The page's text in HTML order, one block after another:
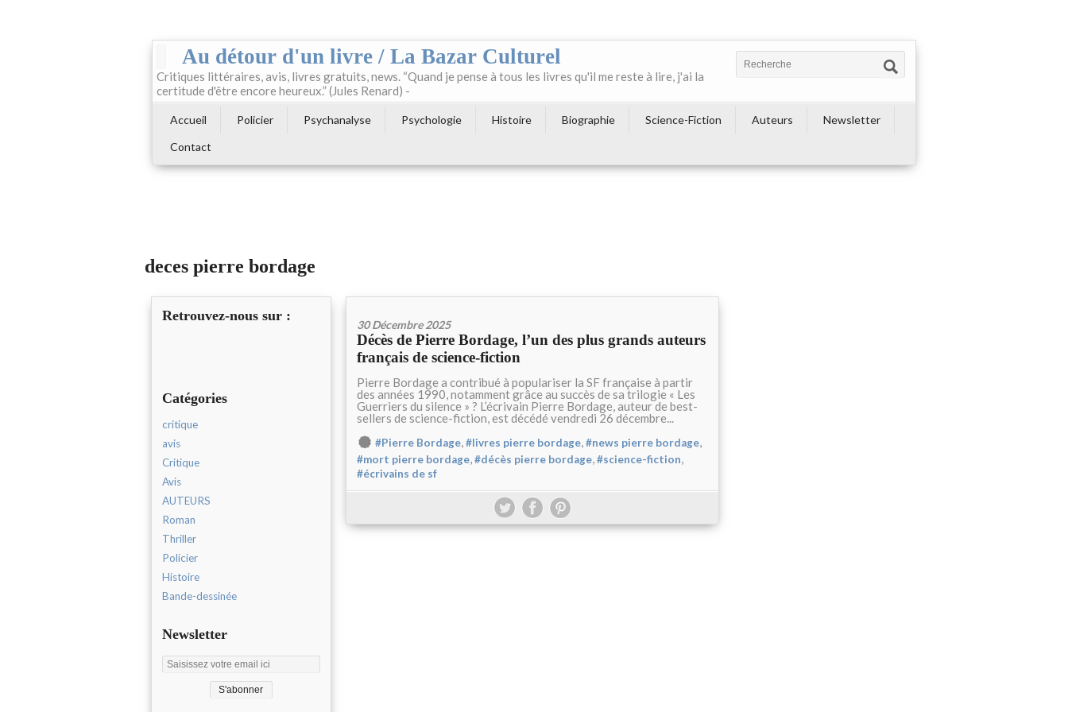
Au détour d'un livre / La Bazar Culturel
Critiques littéraires, avis, livres gratuits, news. “Quand je pense à tous les livres qu'il me reste à lire, j'ai la
certitude d'être encore heureux.” (Jules Renard) -
Accueil Policier Psychanalyse Psychologie Histoire Biographie Science-Fiction Auteurs
Newsletter
Contact
deces pierre bordage
Retrouvez-nous sur :
Catégories
critique
avis
Critique
Avis
AUTEURS
Roman
Thriller
Policier
Histoire
Bande-dessinée
Newsletter
30 Décembre 2025
Décès de Pierre Bordage, l’un des plus grands auteurs
français de science-fiction
Pierre Bordage a contribué à populariser la SF française à partir
des années 1990, notamment grâce au succès de sa trilogie « Les
Guerriers du silence » ? L’écrivain Pierre Bordage, auteur de best-
sellers de science-fiction, est décédé vendredi 26 décembre...
#Pierre Bordage,#livres pierre bordage,#news pierre bordage,
#mort pierre bordage,#décès pierre bordage,#science-fiction,
#écrivains de sf